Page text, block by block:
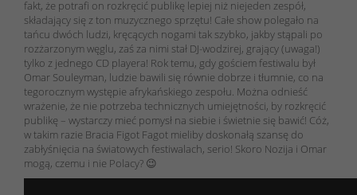
fakt, że potrafi on rozkręcić publikę lepiej niż niejeden zespół,
składający się z ton muzycznego sprzętu! Całe show polegało na
tańcu dwóch ludzi, kręcących nogami tak szybko, jakby stąpali po
rozżarzonym węglu, zaś za nimi stał DJ-wodzirej, grający (uwaga!)
tylko z jednego CD playera! Rok temu, gdy gościem festiwalu był
Omar Souleyman, ludzie bawili się równie dobrze i tłumnie, co na
tegorocznym występie afrykańskiego zespołu. Można odnieść
wrażenie, że nie potrzeba technicznych umiejętności, by rozkręcić
publikę – wystarczy mieć pomysł na siebie i świetnie się bawić! Cóż,
w takim razie Bracia Figot Fagot mieliby doskonałą szansę do
zabłyśnięcia na światowych festiwalach, serio! Skoro Nozija i Omar
mogą, czemu i nie Polacy? 😉